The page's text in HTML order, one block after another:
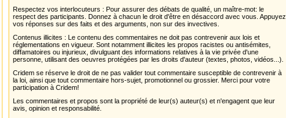
Respectez vos interlocuteurs : Pour assurer des débats de qualité, un maître-mot: le
respect des participants. Donnez à chacun le droit d'être en désaccord avec vous. Appuyez
vos réponses sur des faits et des arguments, non sur des invectives.
Contenus illicites : Le contenu des commentaires ne doit pas contrevenir aux lois et
réglementations en vigueur. Sont notamment illicites les propos racistes ou antisémites,
diffamatoires ou injurieux, divulguant des informations relatives à la vie privée d'une
personne, utilisant des oeuvres protégées par les droits d'auteur (textes, photos, vidéos...).
Cridem se réserve le droit de ne pas valider tout commentaire susceptible de contrevenir à
la loi, ainsi que tout commentaire hors-sujet, promotionnel ou grossier. Merci pour votre
participation à Cridem!
Les commentaires et propos sont la propriété de leur(s) auteur(s) et n'engagent que leur
avis, opinion et responsabilité.